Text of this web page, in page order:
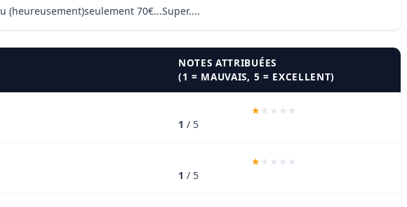
(heureusement)seulement 70€...Super....
NOTES ATTRIBUÉES
(1 = MAUVAIS, 5 = EXCELLENT)
1 / 5
1 / 5